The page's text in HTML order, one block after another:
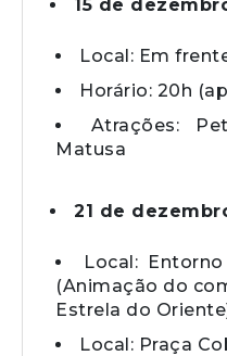
15 de
Local: Em
Horário: 20h
Atrações:
Matusa
21 de
Local:
(Animação do
Estrela do
Local: Praça